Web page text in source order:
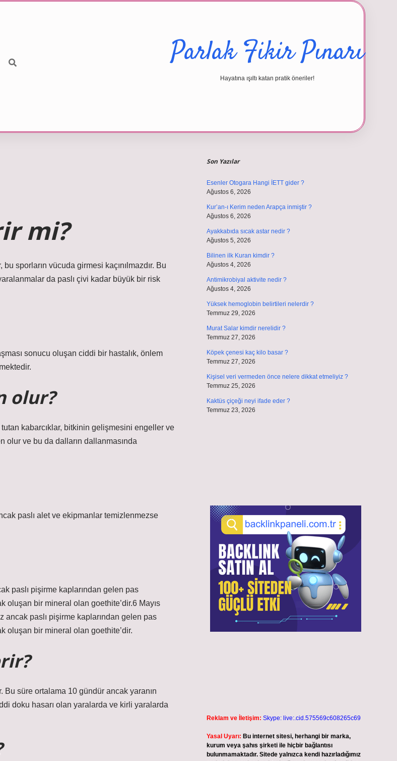
Parlak Fikir Pınarı
Hayatına ışıltı katan pratik öneriler!
mi?
sporların vücuda girmesi kaçınılmazdır. Bu
da paslı çivi kadar büyük bir risk
sonucu oluşan ciddi bir hastalık, önlem
olur?
tutan kabarcıklar, bitkinin gelişmesini engeller ve
olur ve bu da dalların dallanmasında
paslı alet ve ekipmanlar temizlenmezse
paslı pişirme kaplarından gelen pas
oluşan bir mineral olan goethite’dir.6 Mayıs
paslı pişirme kaplarından gelen pas
oluşan bir mineral olan goethite’dir.
Bu süre ortalama 10 gündür ancak yaranın
doku hasarı olan yaralarda ve kirli yaralarda
Son Yazılar
Esenler Otogara Hangi İETT gider ?
Ağustos 6, 2026
Kur’an-ı Kerim neden Arapça inmiştir ?
Ağustos 6, 2026
Ayakkabıda sıcak astar nedir ?
Ağustos 5, 2026
Bilinen ilk Kuran kimdir ?
Ağustos 4, 2026
Antimikrobiyal aktivite nedir ?
Ağustos 4, 2026
Yüksek hemoglobin belirtileri nelerdir ?
Temmuz 29, 2026
Murat Salar kimdir nerelidir ?
Temmuz 27, 2026
Köpek çenesi kaç kilo basar ?
Temmuz 27, 2026
Kişisel veri vermeden önce nelere dikkat etmeliyiz ?
Temmuz 25, 2026
Kaktüs çiçeği neyi ifade eder ?
Temmuz 23, 2026
Reklam ve İletişim: Skype: live:.cid.575569c608265c69
Yasal Uyarı: Bu internet sitesi, herhangi bir marka,
kurum veya şahıs şirketi ile hiçbir bağlantısı
bulunmamaktadır. Sitede yalnızca kendi hazırladığımız